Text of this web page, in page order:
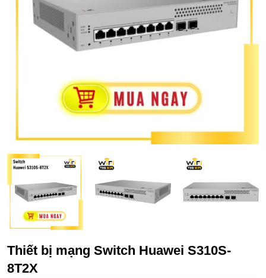
Thiết bị mạng Switch Huawei S310S-
8T2X